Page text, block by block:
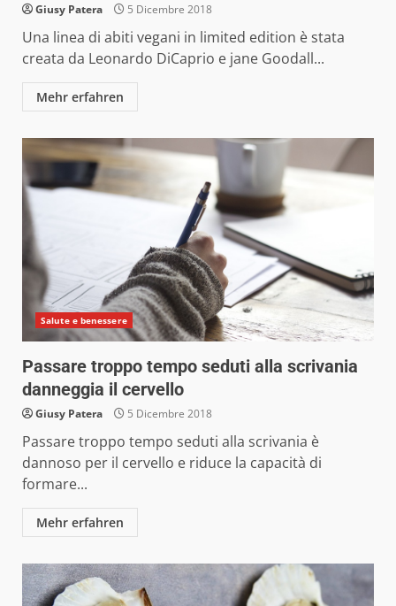
Giusy Patera 5 Dicembre 2018
Una linea di abiti vegani in limited edition è stata
creata da Leonardo DiCaprio e jane Goodall...
Mehr erfahren
Salute e benessere
Passare troppo tempo seduti alla scrivania
danneggia il cervello
Giusy Patera 5 Dicembre 2018
Passare troppo tempo seduti alla scrivania è
dannoso per il cervello e riduce la capacità di
formare...
Mehr erfahren